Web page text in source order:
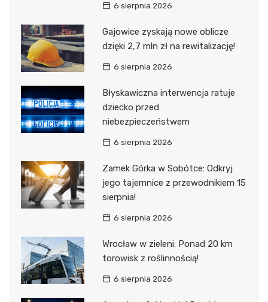
6 sierpnia 2026
Gajowice zyskają nowe oblicze
dzięki 2,7 mln zł na rewitalizację!
6 sierpnia 2026
Błyskawiczna interwencja ratuje
dziecko przed
niebezpieczeństwem
6 sierpnia 2026
Zamek Górka w Sobótce: Odkryj
jego tajemnice z przewodnikiem 15
sierpnia!
6 sierpnia 2026
Wrocław w zieleni: Ponad 20 km
torowisk z roślinnością!
6 sierpnia 2026